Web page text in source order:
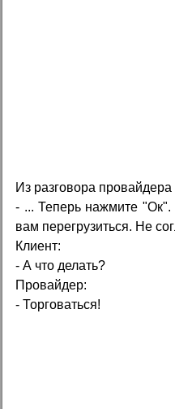
Из разговора
- ... Теперь нажмите
вам перегрузиться. Не
Клиент:
- А что делать?
Провайдер:
- Торговаться!